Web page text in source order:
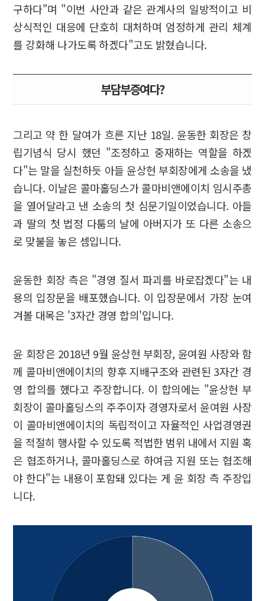
구하다"며 "이번 사안과 같은 관계사의 일방적이고 비
상식적인 대응에 단호히 대처하며 엄정하게 관리 체계
를 강화해 나가도록 하겠다"고도 밝혔습니다.
부담부증여다?
그리고 약 한 달여가 흐른 지난 18일. 윤동한 회장은 창
립기념식 당시 했던 "조정하고 중재하는 역할을 하겠
다"는 말을 실천하듯 아들 윤상현 부회장에게 소송을 냈
습니다. 이날은 콜마홀딩스가 콜마비앤에이치 임시주총
을 열어달라고 낸 소송의 첫 심문기일이었습니다. 아들
과 딸의 첫 법정 다툼의 날에 아버지가 또 다른 소송으
로 맞불을 놓은 셈입니다.
윤동한 회장 측은 "경영 질서 파괴를 바로잡겠다"는 내
용의 입장문을 배포했습니다. 이 입장문에서 가장 눈여
겨볼 대목은 '3자간 경영 합의'입니다.
윤 회장은 2018년 9월 윤상현 부회장, 윤여원 사장와 함
께 콜마비앤에이치의 향후 지배구조와 관련된 3자간 경
영 합의를 했다고 주장합니다. 이 합의에는 "윤상현 부
회장이 콜마홀딩스의 주주이자 경영자로서 윤여원 사장
이 콜마비앤에이치의 독립적이고 자율적인 사업경영권
을 적절히 행사할 수 있도록 적법한 범위 내에서 지원 혹
은 협조하거나, 콜마홀딩스로 하여금 지원 또는 협조해
야 한다"는 내용이 포함돼 있다는 게 윤 회장 측 주장입
니다.